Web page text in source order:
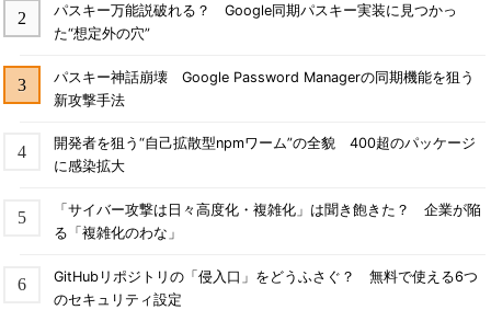
パスキー万能説破れる？ Google同期パスキー実装に見つかっ
た“想定外の穴”
パスキー神話崩壊 Google Password Managerの同期機能を狙う
新攻撃手法
開発者を狙う“自己拡散型npmワーム”の全貌 400超のパッケージ
に感染拡大
「サイバー攻撃は日々高度化・複雑化」は聞き飽きた？ 企業が陥
る「複雑化のわな」
GitHubリポジトリの「侵入口」をどうふさぐ？ 無料で使える6つ
のセキュリティ設定